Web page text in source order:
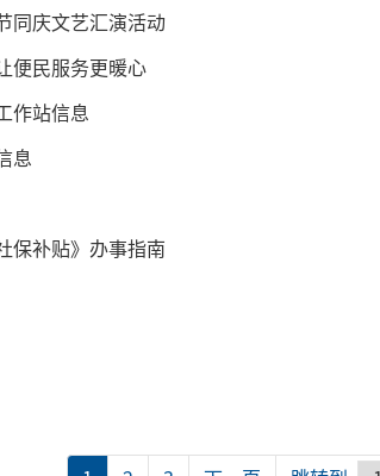
同庆文艺汇演活动
便民服务更暖心
作站信息
息
保补贴》办事指南